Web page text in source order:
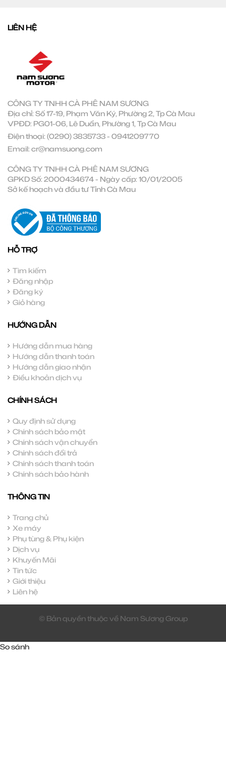
LIÊN HỆ
CÔNG TY TNHH CÀ PHÊ NAM SƯƠNG
Địa chỉ: Số 17-19, Phạm Văn Ký, Phường 2, Tp Cà Mau
VPĐD: PG01-06, Lê Duẩn, Phường 1, Tp Cà Mau
Điện thoại: (0290) 3835733- 0941209770
Email: cr@namsuong.com
CÔNG TY TNHH CÀ PHÊ NAM SƯƠNG
GPKD Số: 2000434674 - Ngày cấp: 10/01/2005
Sở kế hoạch và đầu tư Tỉnh Cà Mau
HỖ TRỢ
Tìm kiếm
Đăng nhập
Đăng ký
Giỏ hàng
HƯỚNG DẪN
Hướng dẫn mua hàng
Hướng dẫn thanh toán
Hướng dẫn giao nhận
Điều khoản dịch vụ
CHÍNH SÁCH
Quy định sử dụng
Chính sách bảo mật
Chính sách vận chuyển
Chính sách đổi trả
Chính sách thanh toán
Chính sách bảo hành
THÔNG TIN
Trang chủ
Xe máy
Phụ tùng & Phụ kiện
Dịch vụ
Khuyến Mãi
Tin tức
Giới thiệu
Liên hệ
© Bản quyền thuộc về Nam Sương Group
So sánh